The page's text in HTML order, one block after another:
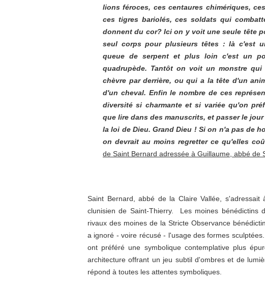
lions féroces, ces centaures chimériques,
ces tigres bariolés, ces soldats qui
donnent du cor? Ici on y voit une seule tête
seul corps pour plusieurs têtes : là c'est
queue de serpent et plus loin c'est un
quadrupède. Tantôt on voit un monstre
chèvre par derrière, ou qui a la tête d'un
d'un cheval. Enfin le nombre de ces
diversité si charmante et si variée qu'on
que lire dans des manuscrits, et passer le
la loi de Dieu. Grand Dieu ! Si on n'a pas de
on devrait au moins regretter ce qu'elles
de Saint Bernard adressée à Guillaume, abbé de
Saint Bernard, abbé de la Claire Vallée, s'adressait
clunisien de Saint-Thierry. Les moines bénédictins
rivaux des moines de la Stricte Observance
a ignoré - voire récusé - l'usage des formes
ont préféré une symbolique contemplative plus épur
architecture offrant un jeu subtil d'ombres et de
répond à toutes les attentes symboliques.